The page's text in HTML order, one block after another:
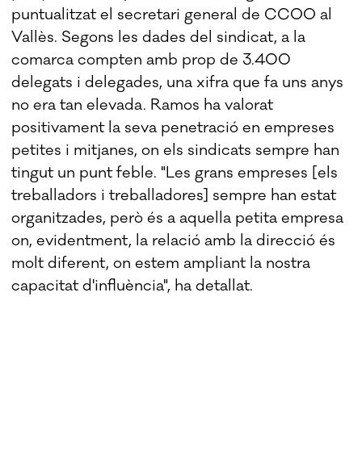
puntualitzat el secretari general de CCOO al
Vallès. Segons les dades del sindicat, a la
comarca compten amb prop de 3.400
delegats i delegades, una xifra que fa uns anys
no era tan elevada. Ramos ha valorat
positivament la seva penetració en empreses
petites i mitjanes, on els sindicats sempre han
tingut un punt feble. "Les grans empreses [els
treballadors i treballadores] sempre han estat
organitzades, però és a aquella petita empresa
on, evidentment, la relació amb la direcció és
molt diferent, on estem ampliant la nostra
capacitat d'influència", ha detallat.